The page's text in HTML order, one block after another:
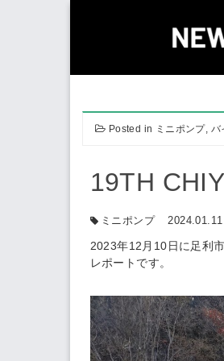
Posted in ミニポンプ, バ
19TH
ミニポンプ 2024.01.11
2023年12月10日に足利
レポートです。